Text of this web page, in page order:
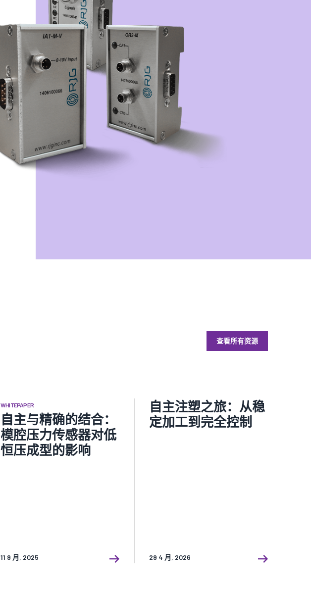
查看所有资源
WHITEPAPER
自主与精确的结合：
模腔压力传感器对低
恒压成型的影响
11 9 月, 2025
自主注塑之旅：从稳
定加工到完全控制
29 4 月, 2026